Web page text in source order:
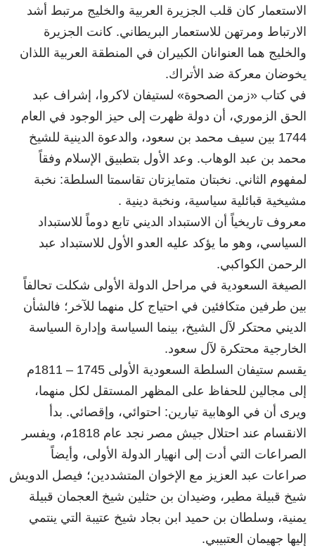
الاستعمار كان قلب الجزيرة العربية والخليج مرتبط أشد
الارتباط ومرتهن للاستعمار البريطاني. كانت الجزيرة
والخليج هما العنوانان الكبيران في المنطقة العربية اللذان
يخوضان معركة ضد الأتراك.
في كتاب «زمن الصحوة» لستيفان لاكروا، إشراف عبد
الحق الزموري، أن دولة ظهرت إلى حيز الوجود في العام
1744 بين سيف محمد بن سعود، والدعوة الدينية للشيخ
محمد بن عبد الوهاب. وعد الأول بتطبيق الإسلام وفقاً
لمفهوم الثاني. نخبتان متمايزتان تقاسمتا السلطة: نخبة
مشيخية قبائلية سياسية، ونخبة دينية .
معروف تاريخياً أن الاستبداد الديني تابع دوماً للاستبداد
السياسي، وهو ما يؤكد عليه العدو الأول للاستبداد عبد
الرحمن الكواكبي.
الصيغة السعودية في مراحل الدولة الأولى شكلت تحالفاً
بين طرفين متكافئين في احتياج كل منهما للآخر؛ فالشأن
الديني محتكر لآل الشيخ، بينما السياسة وإدارة السياسة
الخارجية محتكرة لآل سعود.
يقسم ستيفان السلطة السعودية الأولى 1745 – 1811م
إلى مجالين للحفاظ على المظهر المستقل لكل منهما،
ويرى أن في الوهابية تيارين: احتوائي، وإقصائي. بدأ
الانقسام عند احتلال جيش مصر نجد عام 1818م، ويفسر
الصراعات التي أدت إلى انهيار الدولة الأولى، وأيضاً
صراعات عبد العزيز مع الإخوان المتشددين؛ فيصل الدويش
شيخ قبيلة مطير، وضيدان بن حثلين شيخ العجمان قبيلة
يمنية، وسلطان بن حميد ابن بجاد شيخ عتيبة التي ينتمي
إليها جهيمان العتبيبي.